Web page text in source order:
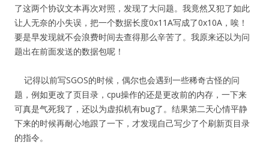
了这两个协议文本再次对照，发现了大问题。我竟然又犯了如此
让人无奈的小失误，把一个数据长度0x11A写成了0x10A，唉！
要是早发现就不会浪费时间去查得那么辛苦了。我原来还以为问
题出在前面发送的数据包呢！
记得以前写SGOS的时候，偶尔也会遇到一些稀奇古怪的问
题，例如更改了页目录，cpu操作的还是更改前的内存，一下来
可真是气死我了，还以为虚拟机有bug了。结果第二天心情平静
下来的时候再耐心地跟了一下，才发现自己写少了个刷新页目录
的指令。